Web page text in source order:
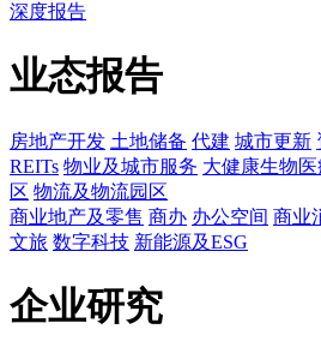
深度报告
业态报告
房地产开发 土地储备 代建 城市更新
REITs 物业及城市服务 大健康生物
区 物流及物流园区
商业地产及零售 商办 办公空间 商业
文旅 数字科技 新能源及ESG
企业研究